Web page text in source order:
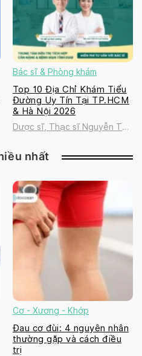
Bác sĩ & Phòng khám
Top 10 Địa Chỉ Khám Tiểu
Đường Uy Tín Tại TP.HCM
& Hà Nội 2026
Dược sĩ, Thạc sĩ Nguyễn Thị
nhất
Cơ - Xương - Khớp
Đau cơ đùi: 4 nguyên nhân
thường gặp và cách điều
trị